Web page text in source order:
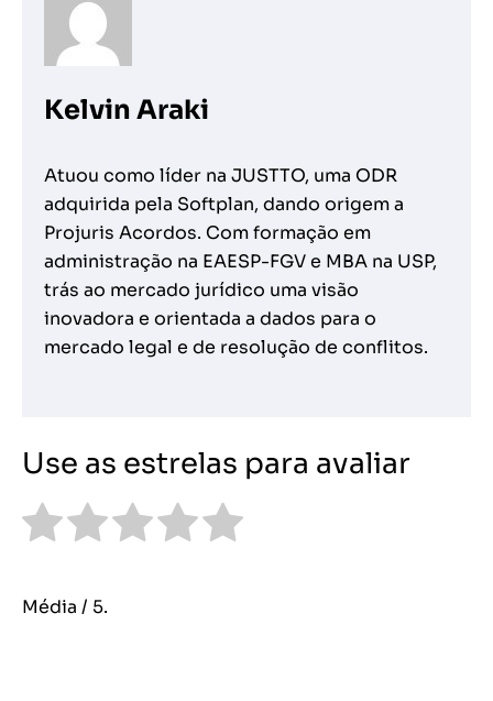
Kelvin Araki
Atuou como líder na JUSTTO, uma ODR
adquirida pela Softplan, dando origem a
Projuris Acordos. Com formação em
administração na EAESP-FGV e MBA na USP,
trás ao mercado jurídico uma visão
inovadora e orientada a dados para o
mercado legal e de resolução de conflitos.
Use as estrelas para avaliar
Média / 5.